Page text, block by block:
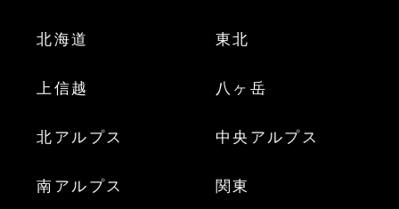
北海道 東北
上信越 八ヶ岳
北アルプス 中央アルプス
南アルプス 関東